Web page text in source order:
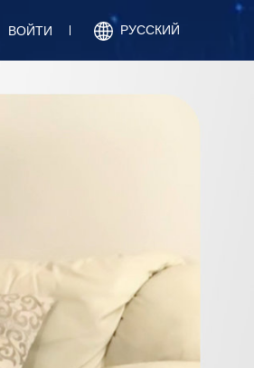
ВОЙТИ РУССКИЙ